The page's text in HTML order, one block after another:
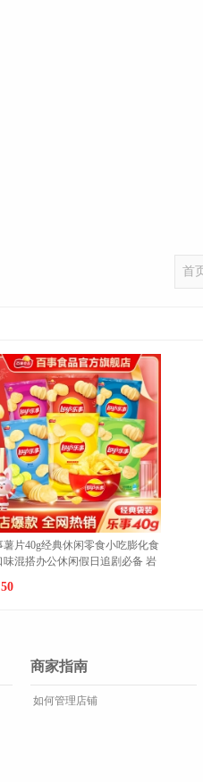
首
南极人内裤 XXL 黑色
深灰
商家指南
如何管理店铺